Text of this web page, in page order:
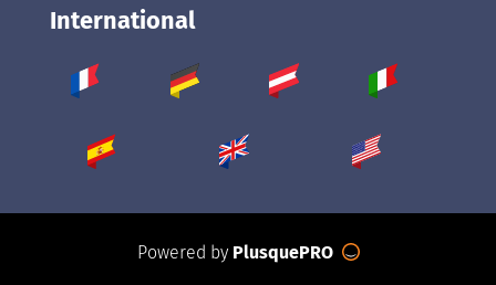
International
Powered by PlusquePRO